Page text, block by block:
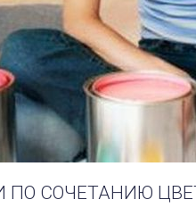
СОЧЕТАНИЮ